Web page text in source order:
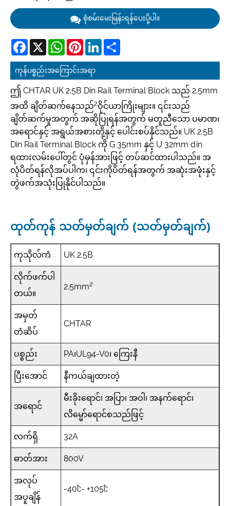
စုံစမ်းမေးမြန်းရန်ပေးပို့ပါ။
Facebook
X WhatsAppPinterestLinkedIn
ကုန်ပစ္စည်းအကြောင်းအရာ
ဤ CHTAR UK 2.5B Din Rail Terminal Block သည် 2.5mm
အထိ ချိတ်ဆက်နေသည်2ဝိုင်ယာကြိုးများ။ ၎င်းသည်
ချိတ်ဆက်မှုအတွက် အဆိုပြုရန်အတွက် မတူညီသော ပမာဏ၊
အရောင်နှင့် အရွယ်အစားတို့နှင့် ပေါင်းစပ်နိုင်သည်။ UK 2.5B
Din Rail Terminal Block ကို G 35mm နှင့် U 32mm din
ရထားလမ်းပေါ်တွင် ပုံမှန်အားဖြင့် တပ်ဆင်ထားပါသည်။ အ
လုံပိတ်ရန်လိုအပ်ပါက၊ ၎င်းကိုပိတ်ရန်အတွက် အဆုံးအဖုံးနှင့်
တွဲဖက်အသုံးပြုနိုင်ပါသည်။
ထုတ်ကုန် သတ်မှတ်ချက် (သတ်မှတ်ချက်)
ကုသိုလ်ကံ UK 2.5B
လိုက်ဖက်ပါ
တယ်။
2.5mm2
အမှတ်
တံဆိပ်
CHTAR
ပစ္စည်း PA၊UL94-V0၊ ကြေးနီ
ပြီးအောင် နီကယ်ချထားတဲ့
အရောင်
မီးခိုးရောင်၊ အပြာ၊ အဝါ၊ အနက်ရောင်၊
လိမ္မော်ရောင်စသည်ဖြင့်
လက်ရှိ 32A
ဓာတ်အား 800V
အလုပ်
အပူချိန်
-40℃- +105℃